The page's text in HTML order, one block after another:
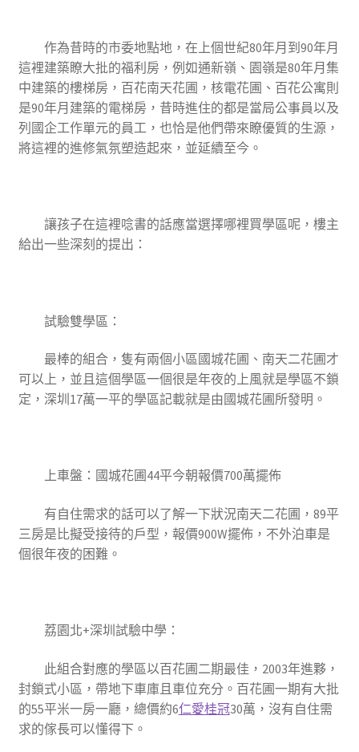
作為昔時的市委地點地，在上個世紀80年月到90年月
這裡建築瞭大批的福利房，例如通新嶺、園嶺是80年月集
中建築的樓梯房，百花南天花圃，核電花圃、百花公寓則
是90年月建築的電梯房，昔時進住的都是當局公事員以及
列國企工作單元的員工，也恰是他們帶來瞭優質的生源，
將這裡的進修氣氛塑造起來，並延續至今。
讓孩子在這裡唸書的話應當選擇哪裡買學區呢，樓主
給出一些深刻的提出：
試驗雙學區 ：
最棒的組合，隻有兩個小區國城花圃、南天二花圃才
可以上，並且這個學區一個很是年夜的上風就是學區不鎖
定，深圳17萬一平的學區記載就是由國城花圃所發明。
上車盤：國城花圃44平今朝報價700萬擺佈
有自住需求的話可以了解一下狀況南天二花圃，89平
三房是比擬受接待的戶型，報價900W擺佈，不外泊車是
個很年夜的困難。
荔園北+深圳試驗中學：
此組合對應的學區以百花圃二期最佳，2003年進夥，
封鎖式小區，帶地下車庫且車位充分。百花圃一期有大批
的55平米一房一廳，總價約6仁愛桂冠30萬，沒有自住需
求的傢長可以懂得下。